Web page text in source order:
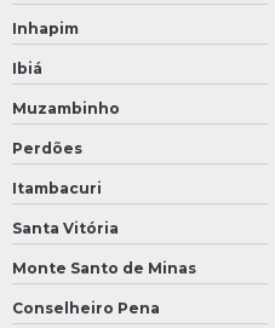
Inhapim
Ibiá
Muzambinho
Perdões
Itambacuri
Santa Vitória
Monte Santo de Minas
Conselheiro Pena